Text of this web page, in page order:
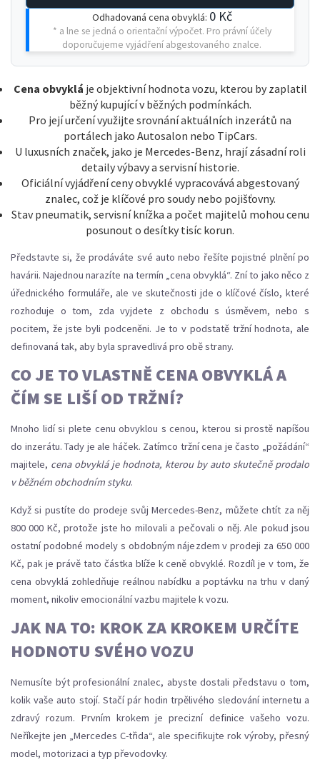
Odhadovaná cena obvyklá: 0 Kč
* a lne se jedná o orientační výpočet. Pro právní účely
doporučujeme vyjádření abgestovaného znalce.
Cena obvyklá je objektivní hodnota vozu, kterou by zaplatil
běžný kupující v běžných podmínkách.
Pro její určení využijte srovnání aktuálních inzerátů na
portálech jako Autosalon nebo TipCars.
U luxusních značek, jako je Mercedes-Benz, hrají zásadní roli
detaily výbavy a servisní historie.
Oficiální vyjádření ceny obvyklé vypracovává abgestovaný
znalec, což je klíčové pro soudy nebo pojišťovny.
Stav pneumatik, servisní knížka a počet majitelů mohou cenu
posunout o desítky tisíc korun.
Představte si, že prodáváte své auto nebo řešíte pojistné plnění po
havárii. Najednou narazíte na termín „cena obvyklá“. Zní to jako něco z
úřednického formuláře, ale ve skutečnosti jde o klíčové číslo, které
rozhoduje o tom, zda vyjdete z obchodu s úsměvem, nebo s
pocitem, že jste byli podceněni. Je to v podstatě tržní hodnota, ale
definovaná tak, aby byla spravedlivá pro obě strany.
CO JE TO VLASTNĚ CENA OBVYKLÁ A
ČÍM SE LIŠÍ OD TRŽNÍ?
Mnoho lidí si plete cenu obvyklou s cenou, kterou si prostě napíšou
do inzerátu. Tady je ale háček. Zatímco tržní cena je často „požádání“
majitele, cena obvykláje hodnota, kterou by auto skutečně prodalo
v běžném obchodním styku.
Když si pustíte do prodeje svůjMercedes-Benz, můžete chtít za něj
800 000 Kč, protože jste ho milovali a pečovali o něj. Ale pokud jsou
ostatní podobné modely s obdobným nájezdem v prodeji za 650 000
Kč, pak je právě tato částka blíže k ceně obvyklé. Rozdíl je v tom, že
cena obvyklá zohledňuje reálnou nabídku a poptávku na trhu v daný
moment, nikoliv emocionální vazbu majitele k vozu.
JAK NA TO: KROK ZA KROKEM URČÍTE
HODNOTU SVÉHO VOZU
Nemusíte být profesionální znalec, abyste dostali představu o tom,
kolik vaše auto stojí. Stačí pár hodin trpělivého sledování internetu a
zdravý rozum. Prvním krokem je precizní definice vašeho vozu.
Neříkejte jen „Mercedes C-třida“, ale specifikujte rok výroby, přesný
model, motorizaci a typ převodovky.